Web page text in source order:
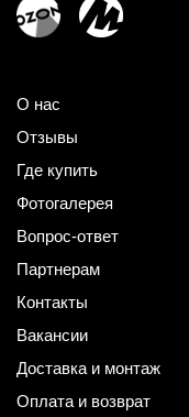
О нас
Отзывы
Где купить
Фотогалерея
Вопрос-ответ
Партнерам
Контакты
Вакансии
Доставка и монтаж
Оплата и возврат